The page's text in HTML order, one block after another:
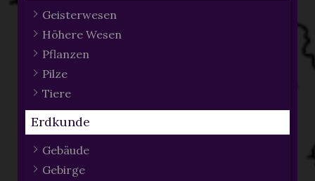
Geisterwesen
Höhere Wesen
Pflanzen
Pilze
Tiere
Erdkunde
Gebäude
Gebirge